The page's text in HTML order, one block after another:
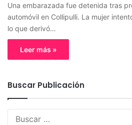
Una embarazada fue detenida tras
automóvil en Collipulli. La mujer
lo que derivó…
Leer más »
Buscar Publicación